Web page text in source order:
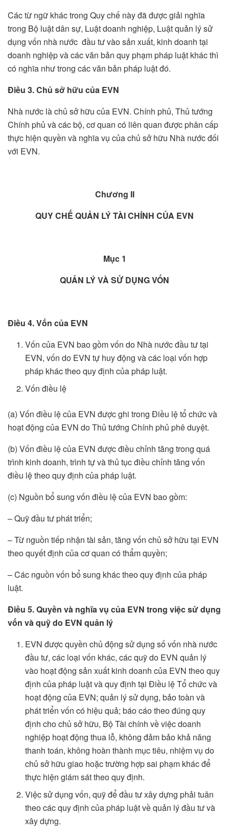
Các từ ngữ khác trong Quy chế này đã được giải nghĩa
trong Bộ luật dân sự, Luật doanh nghiệp, Luật quản lý sử
dụng vốn nhà nước đầu tư vào sản xuất, kinh doanh tại
doanh nghiệp và các văn bản quy phạm pháp luật khác thì
có nghĩa như trong các văn bản pháp luật đó.
Điều 3. Chủ sở hữu của EVN
Nhà nước là chủ sở hữu của EVN. Chính phủ, Thủ tướng
Chính phủ và các bộ, cơ quan có liên quan được phân cấp
thực hiện quyền và nghĩa vụ của chủ sở hữu Nhà nước đối
với EVN.
Chương II
QUY CHẾ QUẢN LÝ TÀI CHÍNH CỦA EVN
Mục 1
QUẢN LÝ VÀ SỬ DỤNG VỐN
Điều 4. Vốn của EVN
Vốn của EVN bao gồm vốn do Nhà nước đầu tư tại
EVN, vốn do EVN tự huy động và các loại vốn hợp
pháp khác theo quy định của pháp luật.
Vốn điều lệ
(a) Vốn điều lệ của EVN được ghi trong Điều lệ tổ chức và
hoạt động của EVN do Thủ tướng Chính phủ phê duyệt.
(b) Vốn điều lệ của EVN được điều chỉnh tăng trong quá
trình kinh doanh, trình tự và thủ tục điều chỉnh tăng vốn
điều lệ theo quy định của pháp luật.
(c) Nguồn bổ sung vốn điều lệ của EVN bao gồm:
– Quỹ đầu tư phát triển;
– Từ nguồn tiếp nhận tài sản, tăng vốn chủ sở hữu tại EVN
theo quyết định của cơ quan có thẩm quyền;
– Các nguồn vốn bổ sung khác theo quy định của pháp
luật.
Điều 5. Quyền và nghĩa vụ của EVN trong việc sử dụng
vốn và quỹ do EVN quản lý
EVN được quyền chủ động sử dụng số vốn nhà nước
đầu tư, các loại vốn khác, các quỹ do EVN quản lý
vào hoạt động sản xuất kinh doanh của EVN theo quy
định của pháp luật và quy định tại Điều lệ Tổ chức và
hoạt động của EVN; quản lý sử dụng, bảo toàn và
phát triển vốn có hiệu quả; báo cáo theo đúng quy
định cho chủ sở hữu, Bộ Tài chính về việc doanh
nghiệp hoạt động thua lỗ, không đảm bảo khả năng
thanh toán, không hoàn thành mục tiêu, nhiệm vụ do
chủ sở hữu giao hoặc trường hợp sai phạm khác để
thực hiện giám sát theo quy định.
Việc sử dụng vốn, quỹ để đầu tư xây dựng phải tuân
theo các quy định của pháp luật về quản lý đầu tư và
xây dựng.